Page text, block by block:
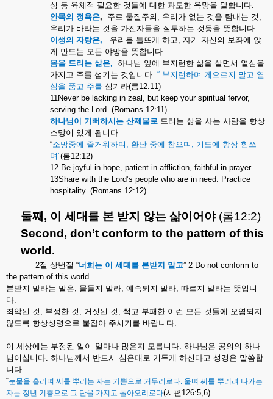
성 등 육체적 필요한 것들에 대한 과도한 욕망을 말합니다.
안목의 정욕은, 주로 물질주의 , 우리가 없는 것을 탐내는 것 ,
우리가 바라는 것을 가진자들을 질투하는 것등을 뜻합니다.
이생의 자랑은, 우리를 들뜨게 하고, 자기 자신의 보좌에 앉
게 만드는 모든 야망을 뜻합니다.
몸을 드리는 삶은, 하나님 앞에 부지런한 삶을 살면서 열심을
가지고 주를 섬기는 것입니다. “ 부지런하며 게으르지 말고 열
심을 품고 주를 섬기라(롬12:11)
11Never be lacking in zeal, but keep your spiritual fervor,
serving the Lord. (Romans 12:11)
하나님이
기뻐하시는 산제물로 드리는 삶을 사는 사람을 항상
소망이 있게 됩니다.
“소망중에 즐거워하며 , 환난 중에 참으며 , 기도에 항상 힘쓰
며”(롬12:12)
12 Be joyful in hope, patient in affliction, faithful in prayer.
13Share with the Lord’s people who are in need. Practice
hospitality. (Romans 12:12)
둘째 , 이 세대를 본 받지 않는 삶이어야(롬12:2)
Second, don’t conform to the pattern of this
world.
2절 상번절 “너희는 이 세대를 본받지 말고” 2 Do not conform to
the pattern of this world
본받지 말라는 말은, 물들지 말라, 예속되지 말라, 따르지 말라는 뜻입니
다.
죄악된 것 , 부정한 것 , 거짓된 것 , 썩고 부패한 이런 모든 것들에 오염되지
않도록 항상성령으로 붙잡아 주시기를 바랍니다.
이 세상에는 부정된 일이 얼마나 많은지 모릅니다. 하나님은 공의의 하나
님이십니다. 하나님께서 반드시 심은대로 거두게 하신다고 성경은 말씀합
니다.
“눈물을 흘리며 씨를 뿌리는 자는 기쁨으로 거두리로다. 울며 씨를 뿌리려 나가는
자는 정년 기쁨으로 그 단을 가지고 돌아오리로다(시편 126:5,6)